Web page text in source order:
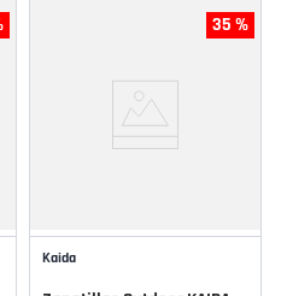
35 %
Kaida